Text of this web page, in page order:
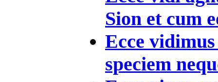
Sion et cum
Ecce
speciem